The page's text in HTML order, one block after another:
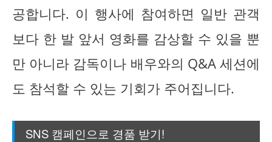
공합니다. 이 행사에 참여하면 일반 관객
보다 한 발 앞서 영화를 감상할 수 있을 뿐
만 아니라 감독이나 배우와의 Q&A 세션에
도 참석할 수 있는 기회가 주어집니다.
SNS 캠페인으로 경품 받기!